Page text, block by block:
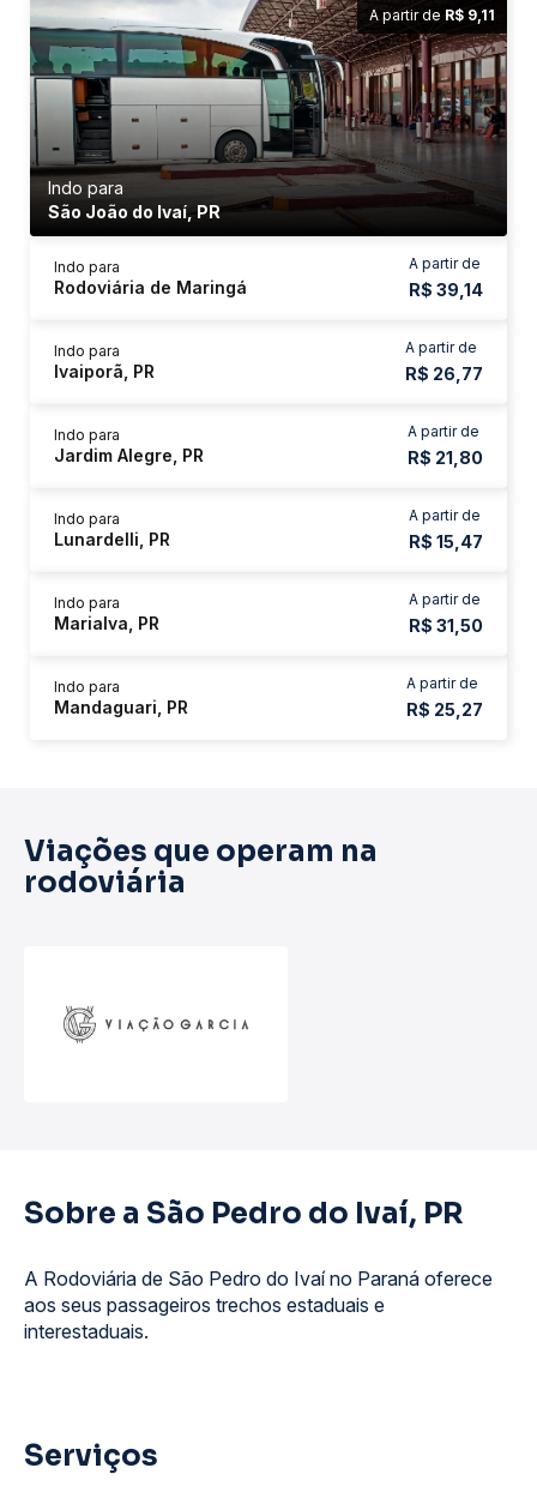
A partir de R$ 9,11
Indo para
São João do Ivaí, PR
A partir de
R$ 39,14
Indo para
Rodoviária de Maringá
A partir de
R$ 26,77
Indo para
Ivaiporã, PR
A partir de
R$ 21,80
Indo para
Jardim Alegre, PR
A partir de
R$ 15,47
Indo para
Lunardelli, PR
A partir de
R$ 31,50
Indo para
Marialva, PR
A partir de
R$ 25,27
Indo para
Mandaguari, PR
Viações que operam na
rodoviária
Sobre a São Pedro do Ivaí, PR
A Rodoviária de São Pedro do Ivaí no Paraná oferece
aos seus passageiros trechos estaduais e
interestaduais.
Serviços